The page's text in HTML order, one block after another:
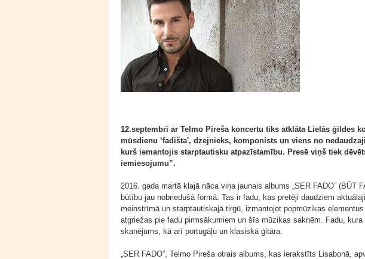
12.septembrī ar Telmo Pireša koncertu tiks atklāta Lielās ģildes
mūsdienu ‘fadišta', dzejnieks, komponists un viens no
kurš iemantojis starptautisku atpazīstamību. Presē viņš tiek
iemiesojumu”.
2016. gada martā klajā nāca viņa jaunais albums „SER FADO” (BŪT
būtību jau nobriedušā formā. Tas ir fadu, kas pretēji daudziem
meinstrīmā un starptautiskajā tirgū, izmantojot popmūzikas
atgriežas pie fadu pirmsākumiem un šīs mūzikas saknēm. Fadu,
skanējums, kā arī portugāļu un klasiskā ģitāra.
„SER FADO”, Telmo Pireša otrais albums, kas ierakstīts Lisabonā,